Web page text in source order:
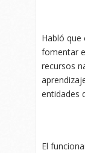
Habló que
fomentar
recursos
entidades
El